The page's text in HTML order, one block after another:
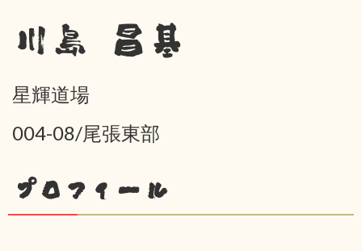
川島 昌基
星輝道場
004-08/尾張東部
プロフィール